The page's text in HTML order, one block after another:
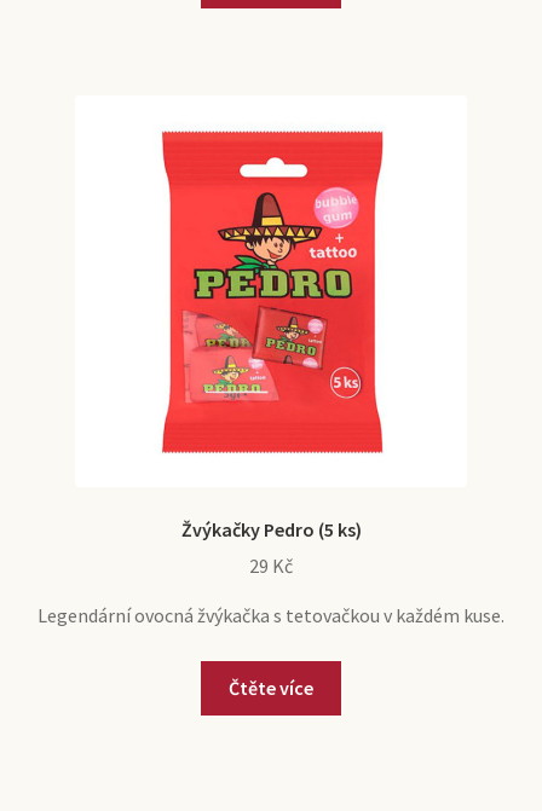
Žvýkačky Pedro (5 ks)
29 Kč
Legendární ovocná žvýkačka s tetovačkou v každém kuse.
Čtěte více